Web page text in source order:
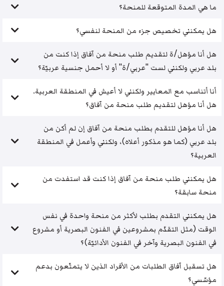
ما هي المدة المتوقعة للمنحة؟
هل يمكنني تخصيص جزء من المنحة لنفسي؟
هل أنا مؤهل/ة لتقديم طلب منحة من آفاق إذا كنت من
بلد عربي ولكنني لست "عربي/ة" أو لا أحمل جنسية عربيّة؟
أنا أتناسب مع المعايير ولكنني لا أعيش في المنطقة العربية.
هل أنا مؤهل لتقديم طلب منحة من آفاق؟
هل أنا مؤهل للتقدم بطلب منحة من آفاق إن لم أكن من
بلد عربي (كما هو مذكور أعلاه)، ولكنني وأعمل في المنطقة
العربية؟
هل يمكنني طلب منحة من آفاق إذا كنت قد استفدت من
منحة سابقة؟
هل يمكنني التقدم بطلب لأكثر من منحة واحدة في نفس
الوقت (مثل التقدّم بمشروعين في الفنون البصرية أو مشروع
في الفنون البصرية وآخر في الفنون الأدائيّة)؟
هل تسقبل آفاق الطلبات من الأفراد الذين لا يتمتّعون بدعم
مؤسّسي؟